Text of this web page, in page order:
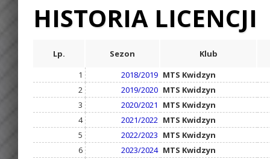
HISTORIA LICENCJI
Lp. Sezon
Klub
1
2018/2019 MTS Kwidzyn
2
2019/2020 MTS Kwidzyn
3
2020/2021
MTS Kwidzyn
4
2021/2022 MTS Kwidzyn
5
2022/2023 MTS Kwidzyn
6
2023/2024 MTS Kwidzyn